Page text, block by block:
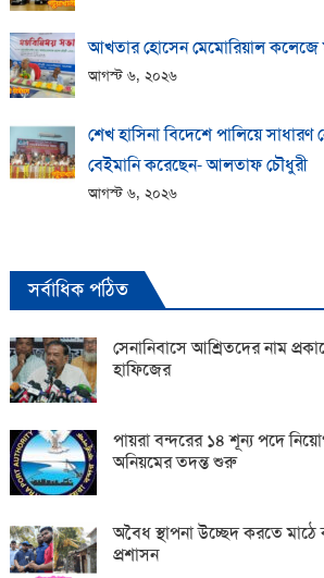
আখতার হোসেন মেমোরিয়াল কলেজে
আগস্ট ৬, ২০২৬
শেখ হাসিনা বিদেশে পালিয়ে সাধারণ
বেইমানি করেছেন- আলতাফ চৌধুরী
আগস্ট ৬, ২০২৬
সর্বাধিক পঠিত
সেনানিবাসে আশ্রিতদের নাম
হাফিজের
পায়রা বন্দরের ১৪ শূন্য পদে নিয়োগ
অনিয়মের তদন্ত শুরু
অবৈধ স্থাপনা উচ্ছেদ করতে
প্রশাসন